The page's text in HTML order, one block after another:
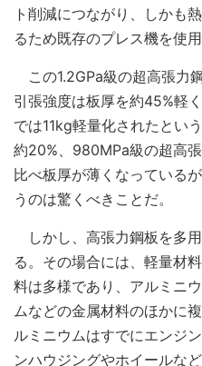
ト削減につながり、しかも
るため既存のプレス機を使
この1.2GPa級の超高張力
引張強度は板厚を約45%軽
では11kg軽量化されたとい
約20%、980MPa級の超高
比べ板厚が薄くなっている
うのは驚くべきことだ。
しかし、高張力鋼板を多
る。その場合には、軽量材
料は多様であり、アルミニ
ムなどの金属材料のほかに
ルミニウムはすでにエンジ
ンハウジングやホイールな